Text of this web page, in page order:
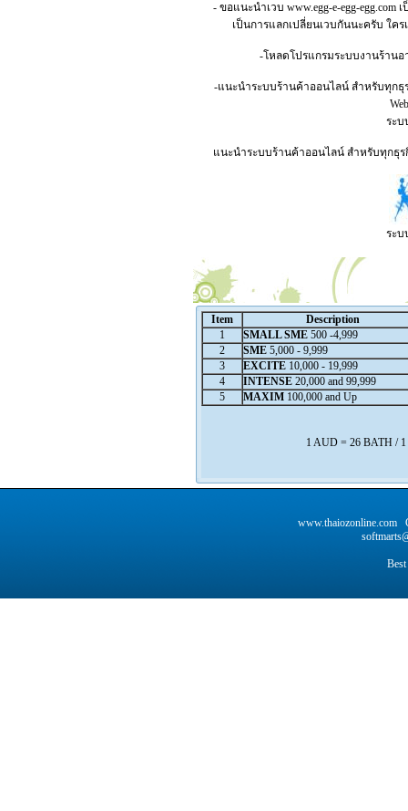
- ขอแนะนำเวบ www.egg-e-egg-egg.comเ
เป็นการแลกเปลี่ยนเวบกันนะครับ ใค
-โหลดโปรแกรมระบบงานร้านอ
-แนะนำระบบร้านค้าออนไลน์ สำหรับทุกธุ
ระบ
แนะนำระบบร้านค้าออนไลน์ สำหรับทุกธุ
ระบ
Item
Description
1
SMALL SME 500 -4,999
2
SME 5,000 - 9,999
3
EXCITE 10,000 - 19,999
4
INTENSE 20,000 and 99,999
5
MAXIM 100,000 and Up
1 AUD = 26 BATH /
www.thaiozonline.com